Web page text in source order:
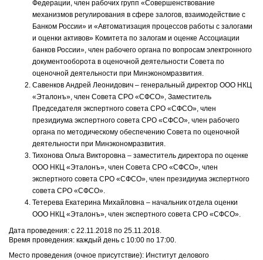
Федерации, член рабочих групп «Совершенствование
механизмов регулирования в сфере залогов, взаимодействие с
Банком России» и «Автоматизация процессов работы с залогами
и оценки активов» Комитета по залогам и оценке Ассоциации
банков России», член рабочего органа по вопросам электронного
документооборота в оценочной деятельности Совета по
оценочной деятельности при Минэкономразвития.
Савенков Андрей Леонидович – генеральный директор ООО НКЦ
«Эталонъ», член Совета СРО «СФСО», Заместитель
Председателя экспертного совета СРО «СФСО», член
президиума экспертного совета СРО «СФСО», член рабочего
органа по методическому обеспечению Совета по оценочной
деятельности при Минэкономразвития.
Тихонова Ольга Викторовна – заместитель директора по оценке
ООО НКЦ «Эталонъ», член Совета СРО «СФСО», член
экспертного совета СРО «СФСО», член президиума экспертного
совета СРО «СФСО».
Тетерева Екатерина Михайловна – начальник отдела оценки
ООО НКЦ «Эталонъ», член экспертного совета СРО «СФСО».
Дата проведения: с 22.11.2018 по 25.11.2018.
Время проведения: каждый день с 10:00 по 17:00.
Место проведения (очное присутствие): Институт делового